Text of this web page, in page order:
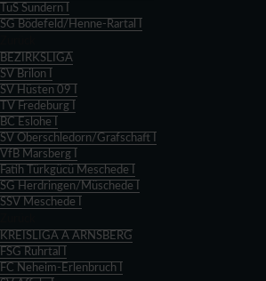
TuS Sundern I
SG Bödefeld/Henne-Rartal I
BEZIRKSLIGA
SV Brilon I
SV Hüsten 09 I
TV Fredeburg I
BC Eslohe I
SV Oberschledorn/Grafschaft I
VfB Marsberg I
Fatih Türkgücü Meschede I
SG Herdringen/Müschede I
SSV Meschede I
KREISLIGA A ARNSBERG
FSG Ruhrtal I
FC Neheim-Erlenbruch I